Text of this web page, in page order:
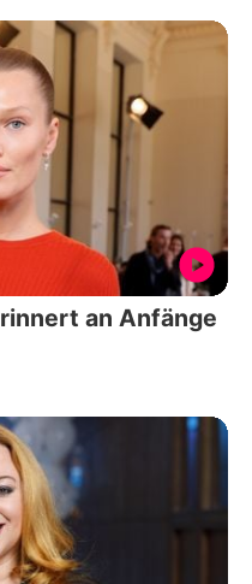
an Anfänge